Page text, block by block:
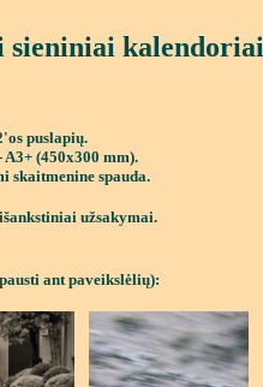
sieniniai kalendoriai
puslapių.
(450x300 mm).
skaitmenine spauda.
užsakymai.
ant paveikslėlių):